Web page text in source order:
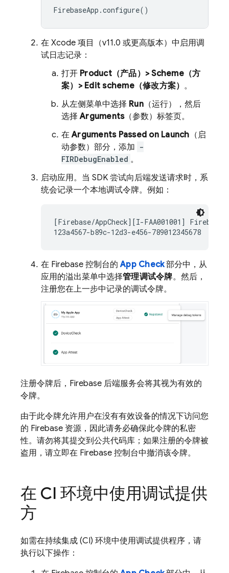
FirebaseApp .configure()
在 Xcode 项目（v11.0 或更高版本）中启用调
试日志记录：
打开 Product（产品）> Scheme（方
案）> Edit scheme（修改方案） 。
从左侧菜单中选择 Run（运行），然后
选择Arguments（参数）标签页。
在Arguments Passed on Launch （启
动参数）部分，添加 -
FIRDebugEnabled 。
启动应用。当 SDK 尝试向后端发送请求时，系
统会记录一个本地调试令牌。例如：
[Firebase/AppCheck][I-FAA001001] Firebase
123a4567-b89c-12d3-e456-789012345678
在 Firebase 控制台的App Check部分中，从
应用的溢出菜单中选择管理调试令牌。然后，
注册您在上一步中记录的调试令牌。
注册令牌后，Firebase 后端服务会将其视为有效的
令牌。
由于此令牌允许用户在没有有效设备的情况下访问您
的 Firebase 资源，因此请务必确保此令牌的私密
性。请勿将其提交到公共代码库；如果注册的令牌被
盗用，请立即在 Firebase 控制台中撤消该令牌。
在 CI 环境中使用调试提供
方
如需在持续集成 (CI) 环境中使用调试提供程序，请
执行以下操作：